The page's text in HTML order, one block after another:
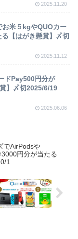
2025.11.20
お米５kgやQUOカー
【はがき懸賞】〆切
2025.11.12
ドPay500円分が
】〆切2025/6/19
2025.06.06
でAirPodsや
円分が当たる
1